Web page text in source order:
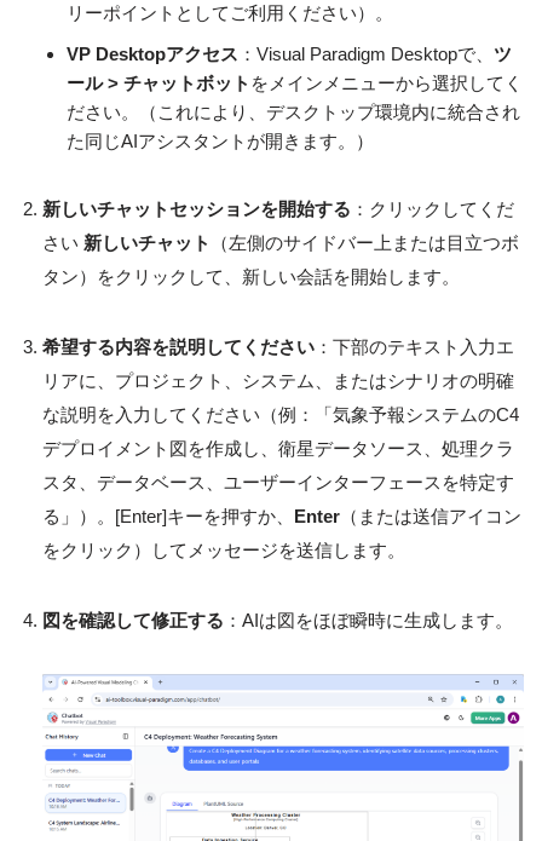
リーポイントとしてご利用ください）。
VP Desktopアクセス ：Visual Paradigm Desktopで、 ツ
ール > チャットボット をメインメニューから選択してく
ださい。（これにより、デスクトップ環境内に統合され
た同じAIアシスタントが開きます。）
新しいチャットセッションを開始する ：クリックしてくだ
さい 新しいチャット
（左側のサイドバー上または目立つボ
タン）をクリックして、新しい会話を開始します。
希望する内容を説明してください ：下部のテキスト入力エ
リアに、プロジェクト、システム、またはシナリオの明確
な説明を入力してください（例：「気象予報システムのC4
デプロイメント図を作成し、衛星データソース、処理クラ
スタ、データベース、ユーザーインターフェースを特定す
る」）。[Enter]キーを押すか、 Enter （または送信アイコン
をクリック）してメッセージを送信します。
図を確認して修正する ：AIは図をほぼ瞬時に生成します。